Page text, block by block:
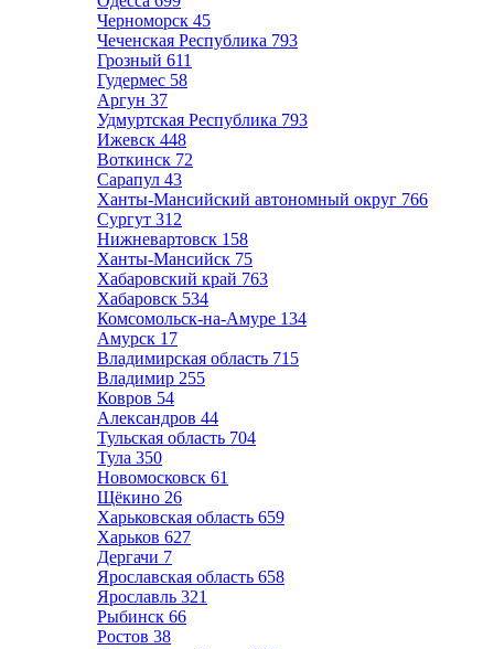
Черноморск 45
Чеченская Республика 793
Грозный 611
Гудермес 58
Аргун 37
Удмуртская Республика 793
Ижевск 448
Воткинск 72
Сарапул 43
Ханты-Мансийский автономный округ 766
Сургут 312
Нижневартовск 158
Ханты-Мансийск 75
Хабаровский край 763
Хабаровск 534
Комсомольск-на-Амуре 134
Амурск 17
Владимирская область 715
Владимир 255
Ковров 54
Александров 44
Тульская область 704
Тула 350
Новомосковск 61
Щёкино 26
Харьковская область 659
Харьков 627
Дергачи 7
Ярославская область 658
Ярославль 321
Рыбинск 66
Ростов 38